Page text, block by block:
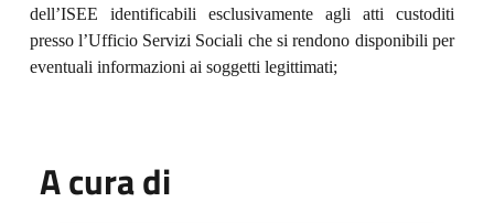
dell’ISEE identificabili esclusivamente agli atti custoditi
presso l’Ufficio Servizi Sociali che si rendono disponibili per
eventuali informazioni ai soggetti legittimati;
A cura di